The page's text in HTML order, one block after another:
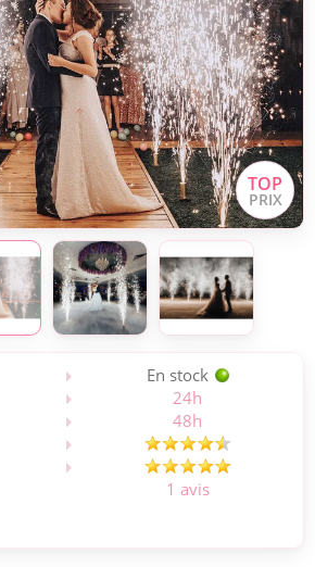
En stock
24h
48h
1 avis